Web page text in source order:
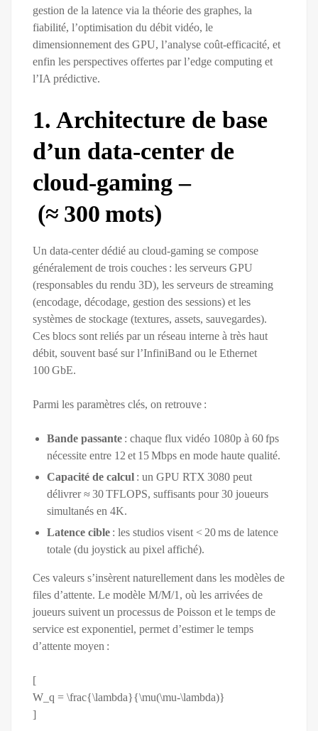
gestion de la latence via la théorie des graphes, la
fiabilité, l’optimisation du débit vidéo, le
dimensionnement des GPU, l’analyse coût‑efficacité, et
enfin les perspectives offertes par l’edge computing et
l’IA prédictive.
1. Architecture de base
d’un data‑center de
cloud‑gaming –
(≈ 300 mots)
Un data‑center dédié au cloud‑gaming se compose
généralement de trois couches : les serveurs GPU
(responsables du rendu 3D), les serveurs de streaming
(encodage, décodage, gestion des sessions) et les
systèmes de stockage (textures, assets, sauvegardes).
Ces blocs sont reliés par un réseau interne à très haut
débit, souvent basé sur l’InfiniBand ou le Ethernet
100 GbE.
Parmi les paramètres clés, on retrouve :
Bande passante : chaque flux vidéo 1080p à 60 fps
nécessite entre 12 et 15 Mbps en mode haute qualité.
Capacité de calcul : un GPU RTX 3080 peut
délivrer ≈ 30 TFLOPS, suffisants pour 30 joueurs
simultanés en 4K.
Latence cible : les studios visent < 20 ms de latence
totale (du joystick au pixel affiché).
Ces valeurs s’insèrent naturellement dans les modèles de
files d’attente. Le modèle M/M/1, où les arrivées de
joueurs suivent un processus de Poisson et le temps de
service est exponentiel, permet d’estimer le temps
d’attente moyen :
[
W_q = \frac{\lambda}{\mu(\mu-\lambda)}
]